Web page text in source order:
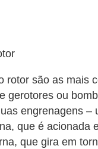
rotor são as mais
gerotores ou
engrenagens –
que é acionada
que gira em